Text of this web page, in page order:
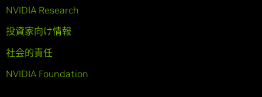
NVIDIA Research
投資家向け情報
社会的責任
NVIDIA Foundation